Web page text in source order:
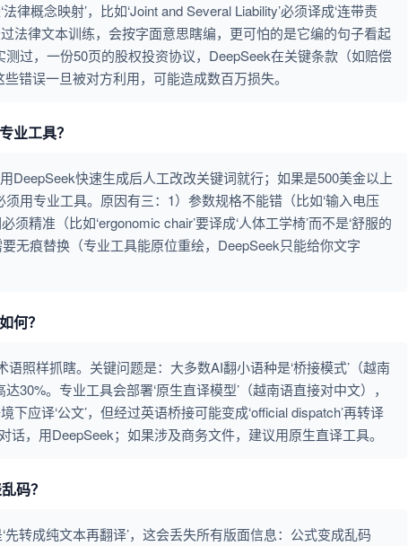
律概念映射’，比如‘Joint and Several Liability’必须译成‘连带责
法律文本训练，会按字面意思瞎编，更可怕的是它编的句子看起
过，一份50页的股权投资协议，DeepSeek在关键条款（如赔偿
错误一旦被对方利用，可能造成数百万损失。
业工具？
DeepSeek快速生成后人工改改关键词就行；如果是500美金以上
用专业工具。原因有三：1）参数规格不能错（比如‘输入电压
精准（比如‘ergonomic chair’要译成‘人体工学椅’而不是‘舒服的
无痕替换（专业工具能原位重绘，DeepSeek只能给你文字
何？
照样抓瞎。关键问题是：大多数AI翻小语种是‘桥接模式’（越南
。专业工具会部署‘原生直译模型’（越南语直接对中文），
下应译‘公文’，但经过英语桥接可能变成‘official dispatch’再转译
话，用DeepSeek；如果涉及商务文件，建议用原生直译工具。
码？
转成纯文本再翻译’，这会丢失所有版面信息：公式变成乱码